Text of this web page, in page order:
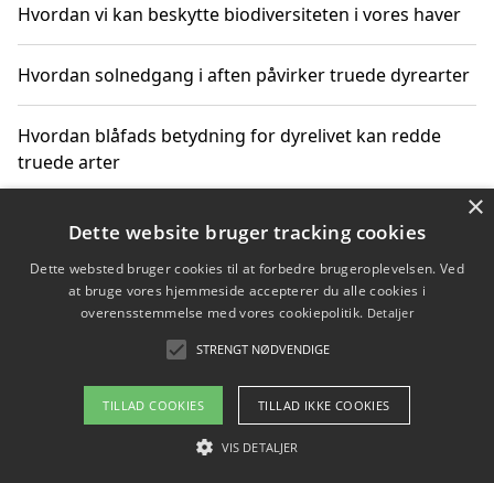
Hvordan vi kan beskytte biodiversiteten i vores haver
Hvordan solnedgang i aften påvirker truede dyrearter
Hvordan blåfads betydning for dyrelivet kan redde
truede arter
Hvordan kan gaver til unge voksne støtte bevarelsen
Copyright 2026 - Pilanto Aps
Om / kontakt
Blog Betingelser
×
Dette website bruger tracking cookies
Dette websted bruger cookies til at forbedre brugeroplevelsen. Ved
at bruge vores hjemmeside accepterer du alle cookies i
overensstemmelse med vores cookiepolitik. Detaljer
STRENGT NØDVENDIGE
TILLAD COOKIES TILLAD IKKE COOKIES
VIS DETALJER